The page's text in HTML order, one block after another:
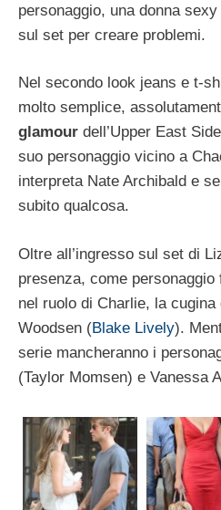
personaggio, una donna
sul set per creare problemi.
Nel secondo look jeans e t-
molto semplice,
glamour dell’Upper East
suo personaggio vicino a
interpreta Nate Archibald e
subito qualcosa.
Oltre all’ingresso sul set di
presenza, come
nel ruolo di Charlie, la cugina
Woodsen (Blake Lively).
serie mancheranno i
(Taylor Momsen) e Vanessa